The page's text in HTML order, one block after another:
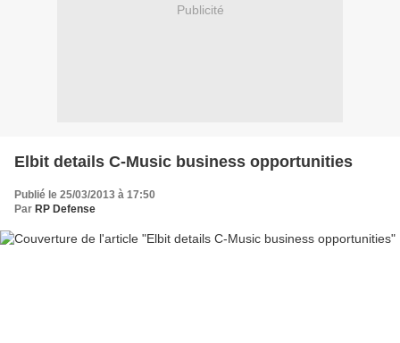
Publicité
Elbit details C-Music business opportunities
Publié le 25/03/2013 à 17:50
Par RP Defense